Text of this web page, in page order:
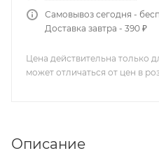
Самовывоз сегодня -
Доставка завтра - 390 ₽
Цена действительна только
может отличаться от цен в
Описание